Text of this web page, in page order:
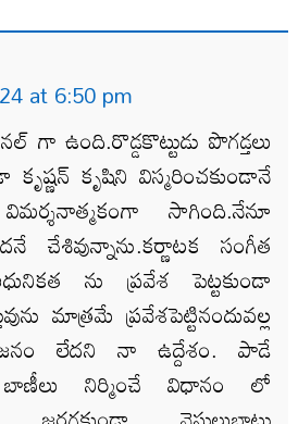
at 6:50 pm
గా ఉంది.రొడ్డకొట్టుడు పొగడ్తలు
కృష్ణన్ కృషిని విస్మరించకుండానే
సాగింది.నేనూ
చేశివున్నాను.కర్ణాటక సంగీత
ను ప్రవేశ పెట్టకుండా
మాత్రమే ప్రవేశపెట్టినందువల్ల
లేదని నా ఉద్దేశం. పాడే
నిర్మించే విధానం లో